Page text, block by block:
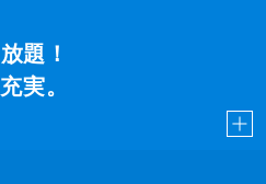
題！
実。